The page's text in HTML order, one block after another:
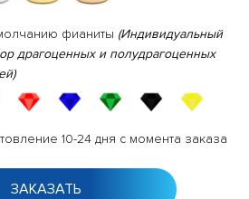
фианиты (Индивидуальный
драгоценных и полудрагоценных
10-24 дня с момента заказа
ЗАКАЗАТЬ